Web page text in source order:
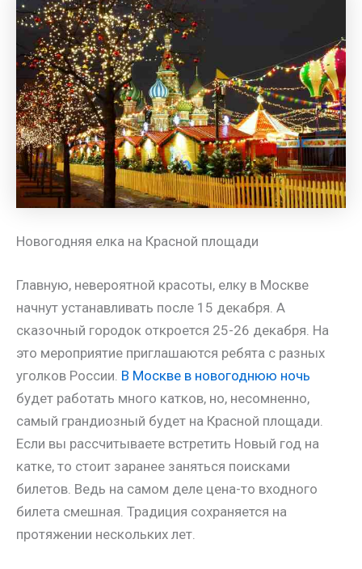
Новогодняя елка на Красной площади
Главную, невероятной красоты, елку в Москве
начнут устанавливать после 15 декабря. А
сказочный городок откроется 25-26 декабря. На
это мероприятие приглашаются ребята с разных
уголков России. В Москве в новогоднюю ночь
будет работать много катков, но, несомненно,
самый грандиозный будет на Красной площади.
Если вы рассчитываете встретить Новый год на
катке, то стоит заранее заняться поисками
билетов. Ведь на самом деле цена-то входного
билета смешная. Традиция сохраняется на
протяжении нескольких лет.